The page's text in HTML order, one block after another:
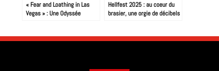
« Fear and Loathing in Las
Vegas » : Une Odyssée
Hellfest 2025 : au coeur du
brasier, une orgie de décibels